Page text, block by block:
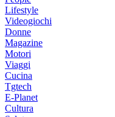
Lifestyle
Videogiochi
Donne
Magazine
Motori
Viaggi
Cucina
Tgtech
E-Planet
Cultura